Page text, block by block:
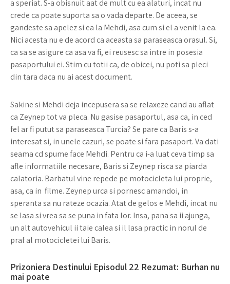
a speriat. S-a obisnuit aat de mult cu ea alaturi, incat nu
crede ca poate suporta sa o vada departe. De aceea, se
gandeste sa apelez si ea la Mehdi, asa cum si el a venit la ea.
Nici acesta nu e de acord ca aceasta sa paraseasca orasul. Si,
ca sa se asigure ca asa va fi, ei reusesc sa intre in posesia
pasaportului ei. Stim cu totii ca, de obicei, nu poti sa pleci
din tara daca nu ai acest document.
Sakine si Mehdi deja incepusera sa se relaxeze cand au aflat
ca Zeynep tot va pleca. Nu gasise pasaportul, asa ca, in ced
fel ar fi putut sa paraseasca Turcia? Se pare ca Baris s-a
interesat si, in unele cazuri, se poate si fara pasaport. Va dati
seama cd spume face Mehdi. Pentru ca i-a luat ceva timp sa
afle informatiile necesare, Baris si Zeynep risca sa piarda
calatoria. Barbatul vine repede pe motocicleta lui proprie,
asa, ca in filme. Zeynep urca si pornesc amandoi, in
speranta sa nu rateze ocazia. Atat de gelos e Mehdi, incat nu
se lasa si vrea sa se puna in fata lor. Insa, pana sa ii ajunga,
un alt autovehicul ii taie calea si il lasa practic in norul de
praf al motocicletei lui Baris.
Prizoniera Destinului Episodul 22 Rezumat: Burhan nu
mai poate